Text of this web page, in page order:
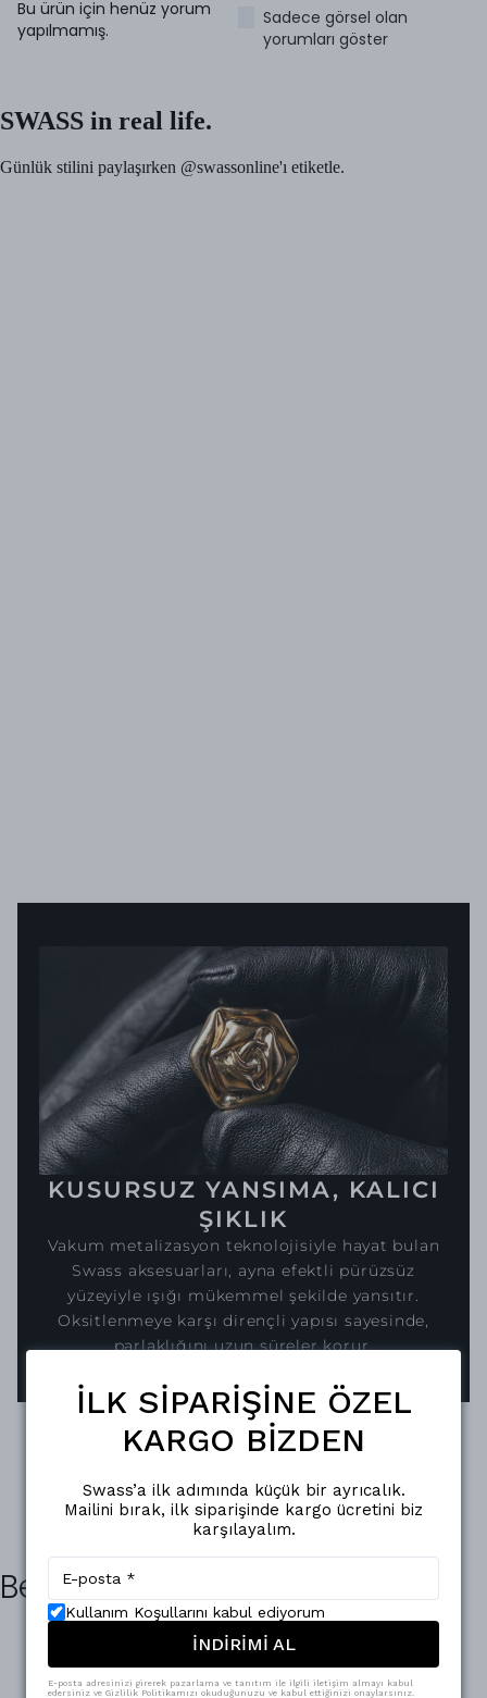
Bu ürün için henüz yorum
yapılmamış.
Sadece görsel olan
yorumları göster
KUSURSUZ YANSIMA, KALICI
ŞIKLIK
Vakum metalizasyon teknolojisiyle hayat bulan
Swass aksesuarları, ayna efektli pürüzsüz
yüzeyiyle ışığı mükemmel şekilde yansıtır.
Oksitlenmeye karşı dirençli yapısı sayesinde,
parlaklığını uzun süreler korur.
Benzer Ürünler
İLK SİPARİŞİNE ÖZEL
KARGO BİZDEN
Swass’a ilk adımında küçük bir ayrıcalık.
Mailini bırak, ilk siparişinde kargo ücretini biz
karşılayalım.
Kullanım Koşullarını kabul ediyorum
İNDİRİMİ AL
E-posta adresinizi girerek pazarlama ve tanıtım ile ilgili iletişim almayı kabul
edersiniz ve Gizlilik Politikamızı okuduğunuzu ve kabul ettiğinizi onaylarsınız.